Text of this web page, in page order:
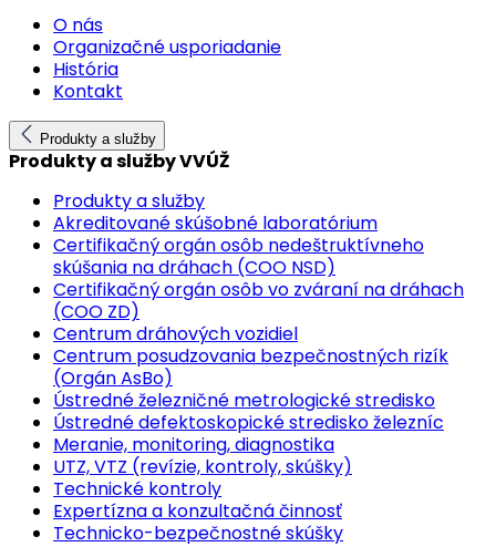
O nás
Organizačné usporiadanie
História
Kontakt
Produkty a služby
Produkty a služby VVÚŽ
Produkty a služby
Akreditované skúšobné laboratórium
Certifikačný orgán osôb nedeštruktívneho
skúšania na dráhach (COO NSD)
Certifikačný orgán osôb vo zváraní na dráhach
(COO ZD)
Centrum dráhových vozidiel
Centrum posudzovania bezpečnostných rizík
(Orgán AsBo)
Ústredné železničné metrologické stredisko
Ústredné defektoskopické stredisko železníc
Meranie, monitoring, diagnostika
UTZ, VTZ (revízie, kontroly, skúšky)
Technické kontroly
Expertízna a konzultačná činnosť
Technicko-bezpečnostné skúšky